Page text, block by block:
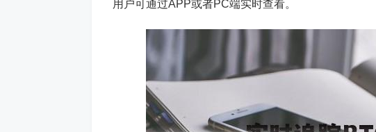
用户可通过APP或者PC端实时查看。